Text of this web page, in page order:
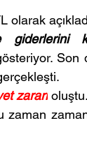
olarak
zararı oluştu.
zaman